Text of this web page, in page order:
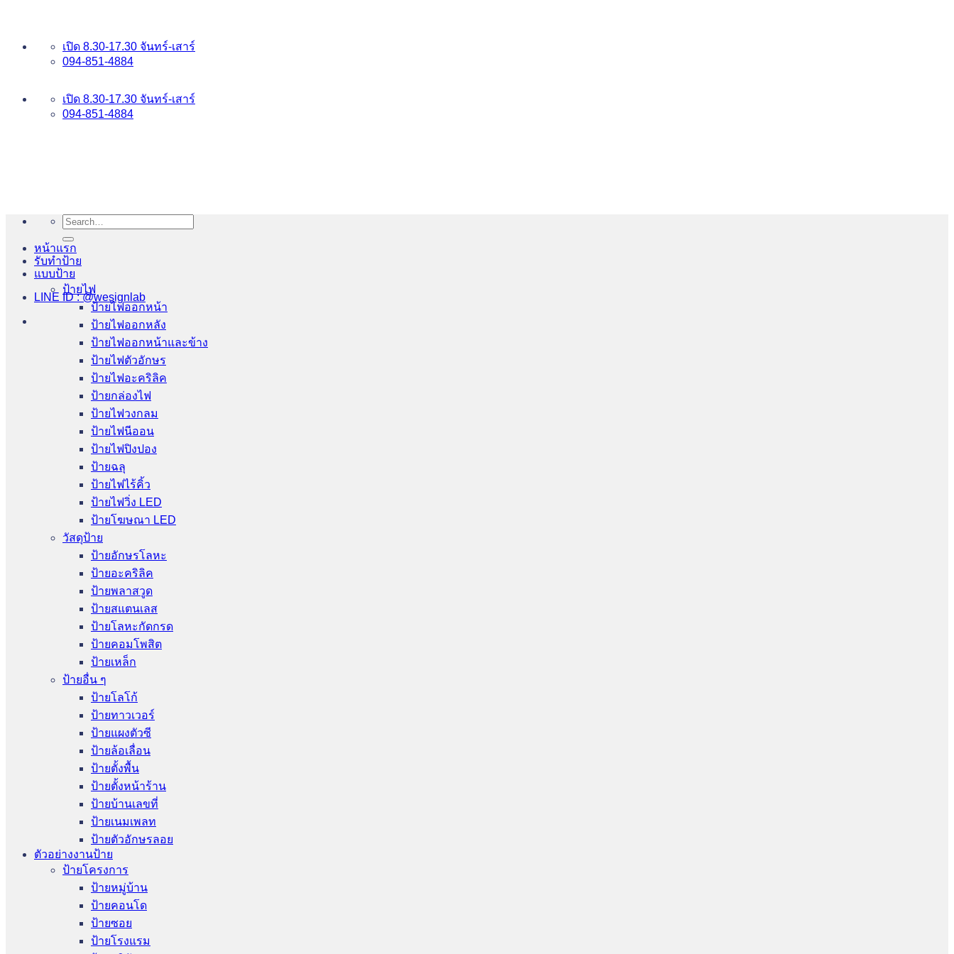
เปิด 8.30-17.30 จันทร์-เสาร์
094-851-4884
เปิด 8.30-17.30 จันทร์-เสาร์
094-851-4884
LINE ID : @wesignlab
Search
for:
หน้าแรก
รับทำป้าย
แบบป้าย
ป้ายไฟ
ป้ายไฟออกหน้า
ป้ายไฟออกหลัง
ป้ายไฟออกหน้าและข้าง
ป้ายไฟตัวอักษร
ป้ายไฟอะคริลิค
ป้ายกล่องไฟ
ป้ายไฟวงกลม
ป้ายไฟนีออน
ป้ายไฟปิงปอง
ป้ายฉลุ
ป้ายไฟไร้คิ้ว
ป้ายไฟวิ่ง LED
ป้ายโฆษณา LED
วัสดุป้าย
ป้ายอักษรโลหะ
ป้ายอะคริลิค
ป้ายพลาสวูด
ป้ายสแตนเลส
ป้ายโลหะกัดกรด
ป้ายคอมโพสิต
ป้ายเหล็ก
ป้ายอื่น ๆ
ป้ายโลโก้
ป้ายทาวเวอร์
ป้ายแผงตัวซี
ป้ายล้อเลื่อน
ป้ายตั้งพื้น
ป้ายตั้งหน้าร้าน
ป้ายบ้านเลขที่
ป้ายเนมเพลท
ป้ายตัวอักษรลอย
ตัวอย่างงานป้าย
ป้ายโครงการ
ป้ายหมู่บ้าน
ป้ายคอนโด
ป้ายซอย
ป้ายโรงแรม